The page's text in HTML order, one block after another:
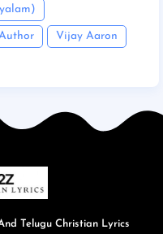
Vijay Aaron
Telugu Christian Lyrics